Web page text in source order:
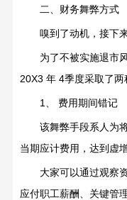
二、财务舞弊方式
嗅到了动机，接下
为了不被实施退市
20X3 年4季度采取了两
1 费用期间错记
该舞弊手段系人为
当期应计费用，达到虚
大家可以通过观察
应付职工薪酬、关键管